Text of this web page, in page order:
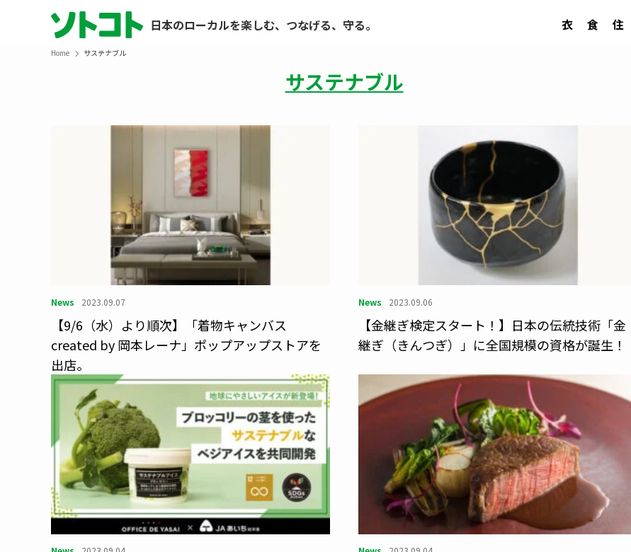
日本のローカルを楽しむ、つなげる、守る。 衣 食 住
Home サステナブル
サステナブル
News 2023.09.07
【9/6（水）より順次】「着物キャンバス
created by 岡本レーナ」ポップアップストアを
出店。
News 2023.09.06
【金継ぎ検定スタート！】日本の伝統技術「金
継ぎ（きんつぎ）」に全国規模の資格が誕生！